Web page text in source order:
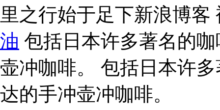
里之行始于足下新浪博
油 包括日本许多著名的
壶冲咖啡。 包括日本许
达的手冲壶冲咖啡。